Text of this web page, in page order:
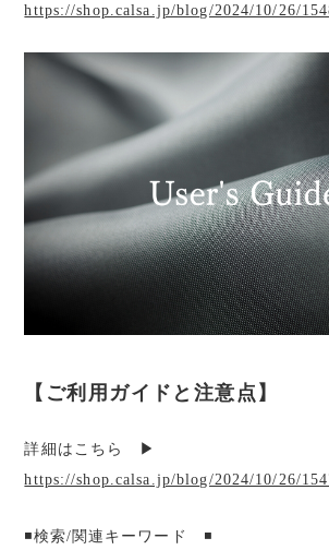
https://shop.calsa.jp/blog/2024/10/26/
【ご利用ガイドと注意点】
詳細はこちら ▶︎
https://shop.calsa.jp/blog/2024/10/26/
◾️検索/関連キーワード ◾️